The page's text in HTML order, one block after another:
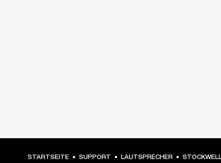
STARTSEITE SUPPORT LAUTSPRECHER